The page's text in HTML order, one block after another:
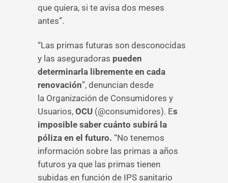
que quiera, si te avisa dos meses
antes”.
“Las primas futuras son desconocidas
y las aseguradoras pueden
determinarla libremente en cada
renovación”, denuncian desde
la Organización de Consumidores y
Usuarios, OCU (@consumidores). Es
imposible saber cuánto subirá la
póliza en el futuro. “No tenemos
información sobre las primas a años
futuros ya que las primas tienen
subidas en función de IPS sanitario